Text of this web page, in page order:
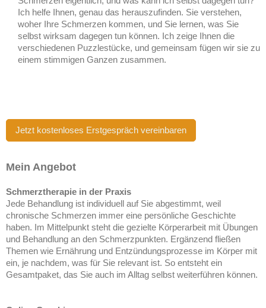
Ich helfe Ihnen, genau das herauszufinden. Sie verstehen,
woher Ihre Schmerzen kommen, und Sie lernen, was Sie
selbst wirksam dagegen tun können. Ich zeige Ihnen die
verschiedenen Puzzlestücke, und gemeinsam fügen wir sie zu
einem stimmigen Ganzen zusammen.
Jetzt kostenloses Erstgespräch vereinbaren
Mein Angebot
Schmerztherapie in der Praxis
Jede Behandlung ist individuell auf Sie abgestimmt, weil
chronische Schmerzen immer eine persönliche Geschichte
haben. Im Mittelpunkt steht die gezielte Körperarbeit mit Übungen
und Behandlung an den Schmerzpunkten. Ergänzend fließen
Themen wie Ernährung und Entzündungsprozesse im Körper mit
ein, je nachdem, was für Sie relevant ist. So entsteht ein
Gesamtpaket, das Sie auch im Alltag selbst weiterführen können.